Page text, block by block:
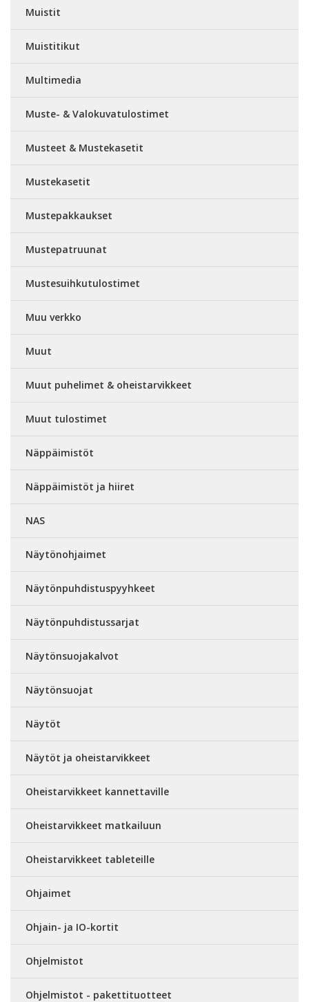
Muistit
Muistitikut
Multimedia
Muste- & Valokuvatulostimet
Musteet & Mustekasetit
Mustekasetit
Mustepakkaukset
Mustepatruunat
Mustesuihkutulostimet
Muu verkko
Muut
Muut puhelimet & oheistarvikkeet
Muut tulostimet
Näppäimistöt
Näppäimistöt ja hiiret
NAS
Näytönohjaimet
Näytönpuhdistuspyyhkeet
Näytönpuhdistussarjat
Näytönsuojakalvot
Näytönsuojat
Näytöt
Näytöt ja oheistarvikkeet
Oheistarvikkeet kannettaville
Oheistarvikkeet matkailuun
Oheistarvikkeet tableteille
Ohjaimet
Ohjain- ja IO-kortit
Ohjelmistot
Ohjelmistot - pakettituotteet